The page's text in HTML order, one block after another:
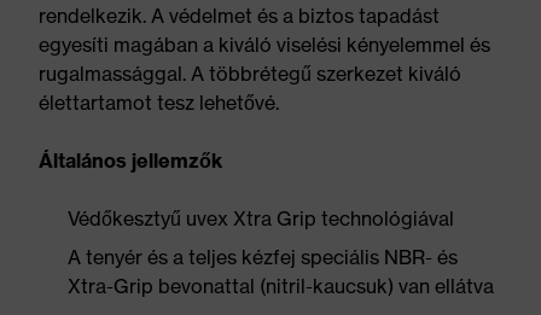
rendelkezik. A védelmet és a biztos tapadást
egyesíti magában a kiváló viselési kényelemmel és
rugalmassággal. A többrétegű szerkezet kiváló
élettartamot tesz lehetővé.
Általános jellemzők
Védőkesztyű uvex Xtra Grip technológiával
A tenyér és a teljes kézfej speciális NBR- és
Xtra-Grip bevonattal (nitril-kaucsuk) van ellátva